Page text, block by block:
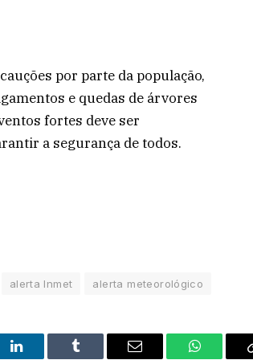
por parte da população,
e quedas de árvores
fortes deve ser
a segurança de todos.
alerta Inmet alerta meteorológico